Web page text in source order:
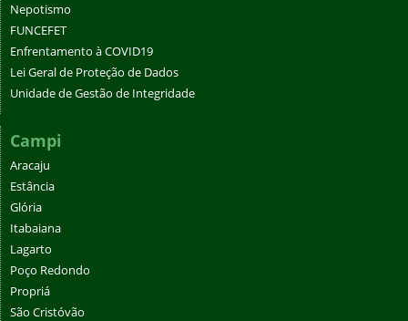
Nepotismo
FUNCEFET
Enfrentamento à COVID19
Lei Geral de Proteção de Dados
Unidade de Gestão de Integridade
Campi
Aracaju
Estância
Glória
Itabaiana
Lagarto
Poço Redondo
Propriá
São Cristóvão